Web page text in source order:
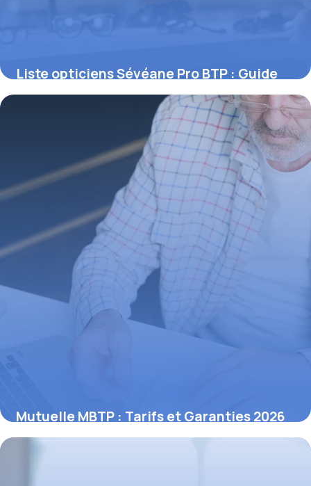
Liste opticiens Sévéane Pro BTP : Guide
complet 2026
Mutuelle MBTP : Tarifs et Garanties 2026
13 novembre 2025